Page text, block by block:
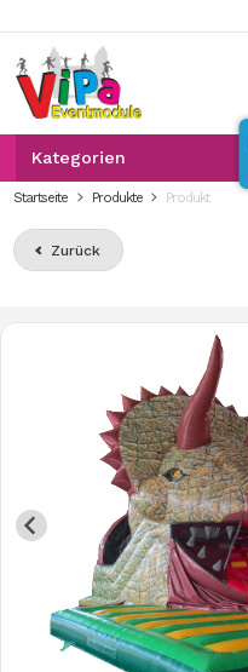
Kategorien
Startseite Produkte Produkt
Zurück